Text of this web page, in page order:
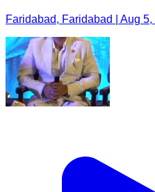
Faridabad, Faridabad | Aug 5,